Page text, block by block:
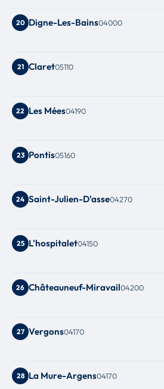
20 Digne-Les-Bains04000
21 Claret05110
22 Les Mées04190
23 Pontis05160
24 Saint-Julien-D'asse04270
25 L'hospitalet04150
26 Châteauneuf-Miravail04200
27 Vergons04170
28 La Mure-Argens04170